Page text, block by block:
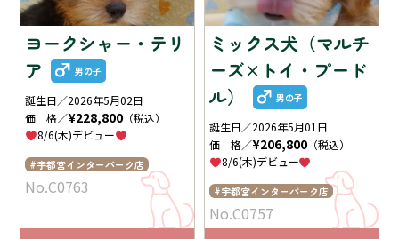
ヨークシャー・テリ
ア
男の子
誕生日／2026年5月02日
価 格／¥228,800 （税込）
8/6(木)デビュー
宇都宮インターパーク店
No.C0763
ミックス犬（マルチ
ーズ×トイ・プード
ル）
男の子
誕生日／2026年5月01日
価 格／¥206,800 （税込）
8/6(木)デビュー
宇都宮インターパーク店
No.C0757